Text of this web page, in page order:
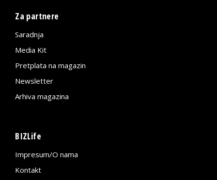
Za partnere
Saradnja
Media Kit
Pretplata na magazin
Newsletter
Arhiva magazina
BIZLife
Impresum/O nama
Kontakt